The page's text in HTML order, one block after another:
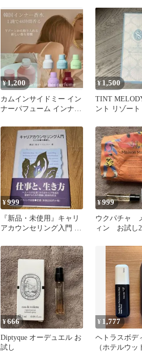
¥1,200
カムインサイドミー イン
ナーパフューム インナー
¥1,500
TINT
ント リゾート
¥999
『新品・未使用』キャリ
アカウンセリング入門 :
¥999
ウクパチャ
ィン お試し
¥666
Diptyque オーデュエル お
試し
¥ 1,777
ヘトラスボデ
（ホテルウッ